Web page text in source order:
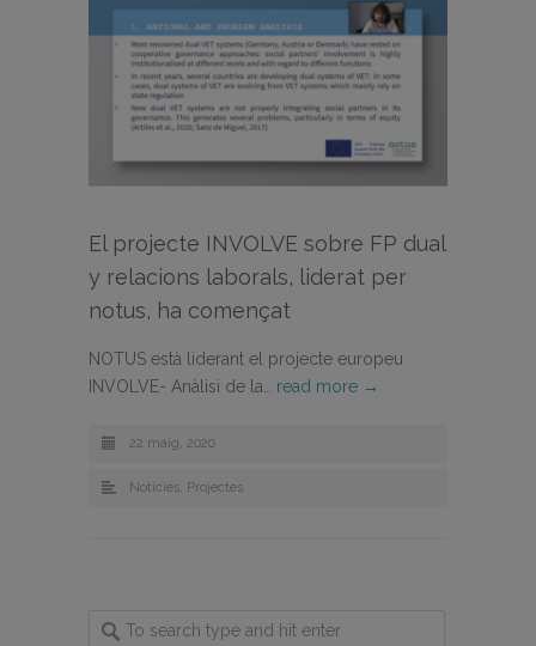
El projecte INVOLVE sobre FP dual
y relacions laborals, liderat per
notus, ha començat
NOTUS està liderant el projecte europeu
INVOLVE- Anàlisi de la… read more →
22 maig, 2020
Noticies, Projectes